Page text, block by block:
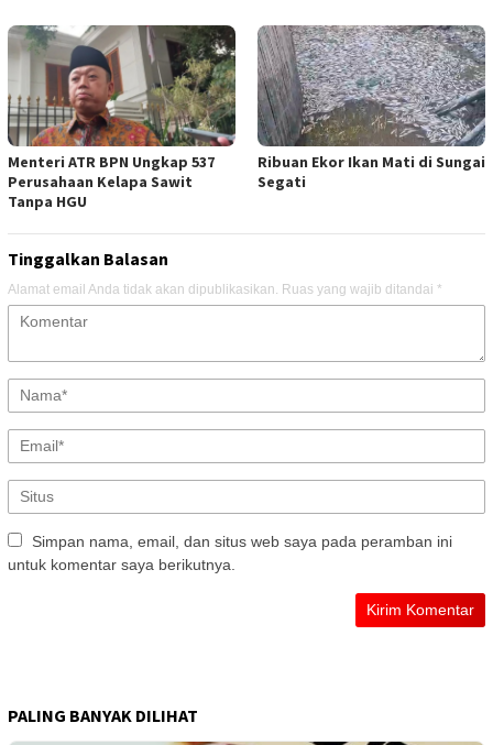
Menteri ATR BPN Ungkap 537
Perusahaan Kelapa Sawit
Tanpa HGU
Ribuan Ekor Ikan Mati di Sungai
Segati
Tinggalkan Balasan
Alamat email Anda tidak akan dipublikasikan. Ruas yang wajib ditandai *
Simpan nama, email, dan situs web saya pada peramban ini
untuk komentar saya berikutnya.
PALING BANYAK DILIHAT